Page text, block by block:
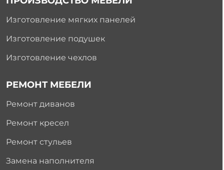
Изготовление мягких панелей
Изготовление подушек
Изготовление чехлов
РЕМОНТ МЕБЕЛИ
Ремонт диванов
Ремонт кресел
Ремонт стульев
Замена наполнителя